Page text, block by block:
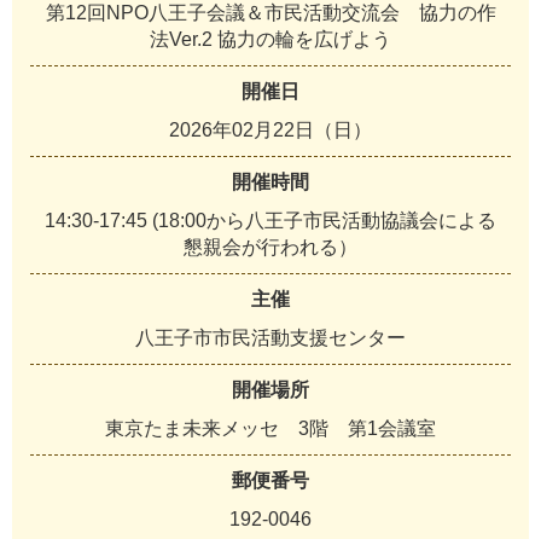
第12回NPO八王子会議＆市民活動交流会 協力の作
法Ver.2 協力の輪を広げよう
開催日
2026年02月22日（日）
開催時間
14:30-17:45 (18:00から八王子市民活動協議会による
懇親会が行われる）
主催
八王子市市民活動支援センター
開催場所
東京たま未来メッセ 3階 第1会議室
郵便番号
192-0046